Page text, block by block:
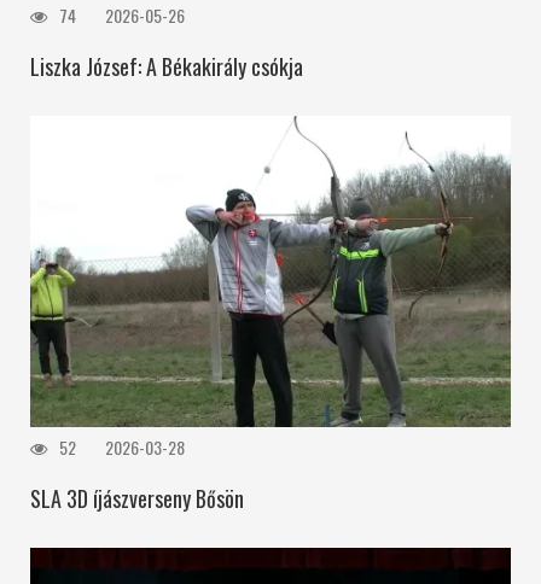
74 2026-05-26
Liszka József: A Békakirály csókja
52 2026-03-28
SLA 3D íjászverseny Bősön